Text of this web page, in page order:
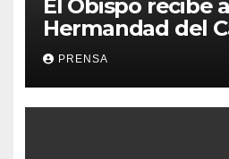
El Obispo recibe
Hermandad del
PRENSA